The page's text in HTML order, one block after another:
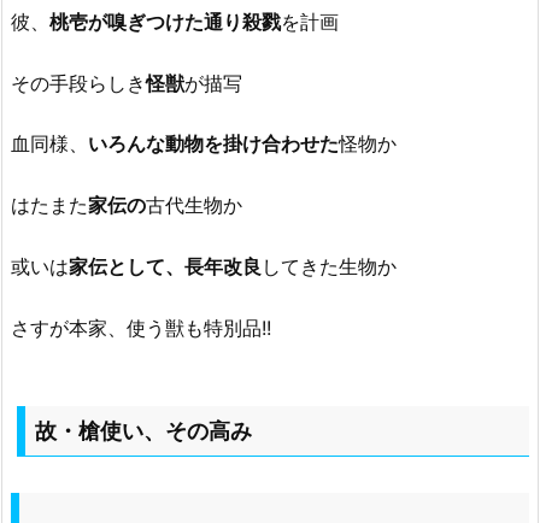
彼、 桃壱が嗅ぎつけた通り殺戮を計画
その手段らしき怪獣が描写
血同様、 いろんな動物を掛け合わせた怪物か
はたまた家伝の古代生物か
或いは家伝として、長年改良 してきた生物か
さすが本家、使う獣も特別品!!
故・槍使い、その高み